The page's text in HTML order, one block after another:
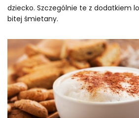
dziecko. Szczególnie te z dodatkiem
bitej śmietany.